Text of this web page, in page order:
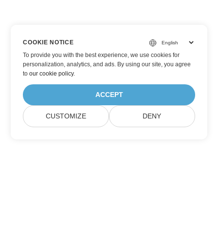
COOKIE NOTICE
To provide you with the best experience, we use cookies for
personalization, analytics, and ads. By using our site, you agree
toour cookie policy.
ACCEPT
CUSTOMIZE DENY